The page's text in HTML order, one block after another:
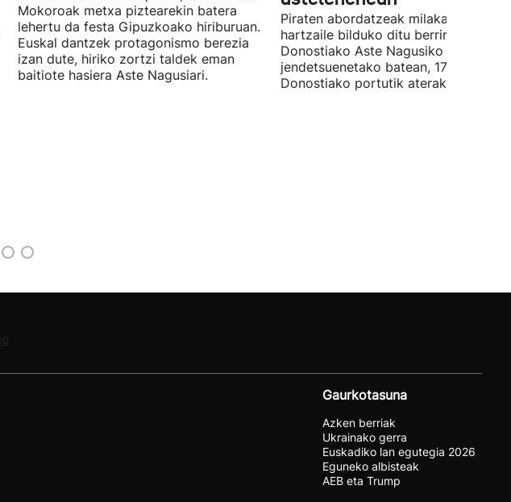
Mokoroak metxa piztearekin batera
lehertu da festa Gipuzkoako hiriburuan.
Euskal dantzek protagonismo berezia
izan dute, hiriko zortzi taldek eman
baitiote hasiera Aste Nagusiari.
Piraten abordatzeak milaka parte-
hartzaile bilduko ditu berriro
Donostiako Aste Nagusiko hitzordu
jendetsuenetako batean, 17:00etan,
Donostiako portutik aterako baitira.
Gaurkotasuna
Azken berriak
Ukrainako gerra
Euskadiko lan egutegia 2026
Eguneko albisteak
AEB eta Trump